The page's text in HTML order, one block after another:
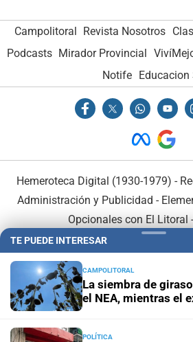
Campolitoral Revista Nosotros
Podcasts Mirador Provincial
Notife Educacion
Hemeroteca Digital (1930-1979) -
Administración y Publicidad -
Opcionales con El Litoral
TE PUEDE INTERESAR
CAMPOLITORAL
La siembra de
el NEA, mientras el
POLÍTICA